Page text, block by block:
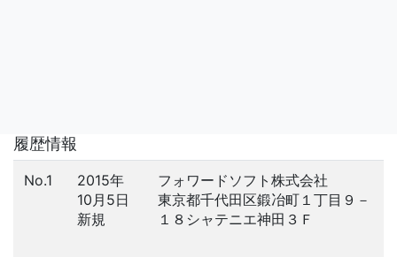
履歴情報
No.1
2015年
10月5日
新規
フォワードソフト株式会社
東京都千代田区鍛冶町１丁目９－
１８シャテニエ神田３Ｆ